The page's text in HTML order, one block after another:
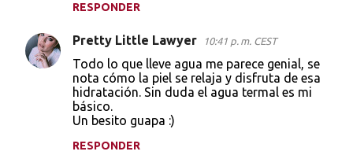
RESPONDER
Pretty Little Lawyer 10:41 p. m. CEST
Todo lo que lleve agua me parece genial, se
nota cómo la piel se relaja y disfruta de esa
hidratación. Sin duda el agua termal es mi
básico.
Un besito guapa :)
RESPONDER